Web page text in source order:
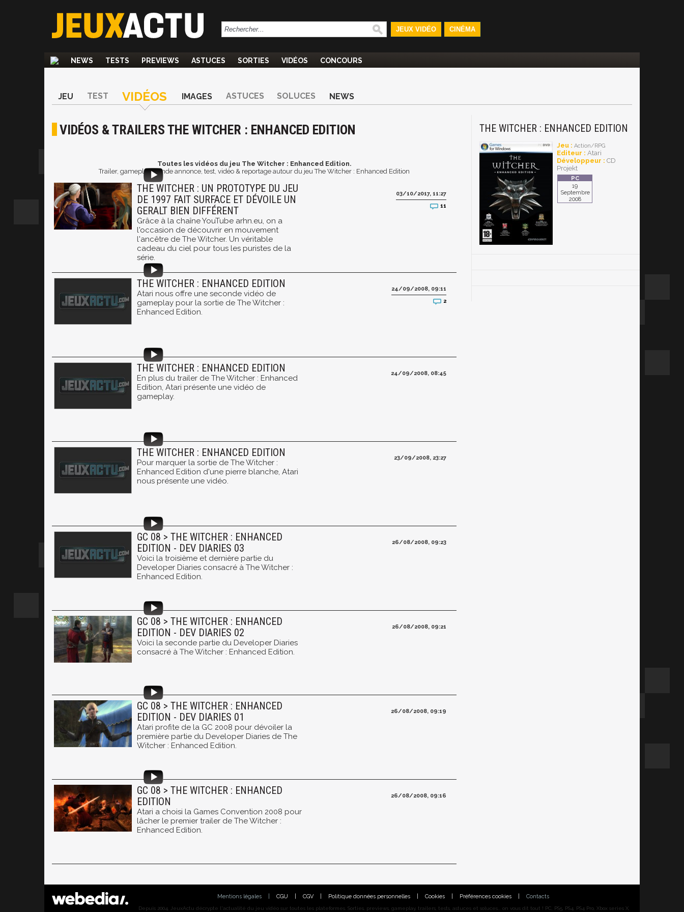
JEUX VIDÉO CINÉMA
NEWS TESTS PREVIEWS ASTUCES SORTIES VIDÉOS CONCOURS
JEU TEST VIDÉOS IMAGES ASTUCES SOLUCES NEWS
VIDÉOS & TRAILERS THE WITCHER : ENHANCED EDITION
Toutes les vidéos du jeu The Witcher : Enhanced Edition.
Trailer, gameplay, bande annonce, test, vidéo & reportage autour du jeu The Witcher : Enhanced Edition
THE WITCHER : UN PROTOTYPE DU JEU
DE 1997 FAIT SURFACE ET DÉVOILE UN
GERALT BIEN DIFFÉRENT
Grâce à la chaîne YouTube arhn.eu, on a
l'occasion de découvrir en mouvement
l'ancêtre de The Witcher. Un véritable
cadeau du ciel pour tous les puristes de la
série.
03/10/2017, 11:27
11
THE WITCHER : ENHANCED EDITION
Atari nous offre une seconde vidéo de
gameplay pour la sortie de The Witcher :
Enhanced Edition.
24/09/2008, 09:11
2
THE WITCHER : ENHANCED EDITION
En plus du trailer de The Witcher : Enhanced
Edition, Atari présente une vidéo de
gameplay.
24/09/2008, 08:45
THE WITCHER : ENHANCED EDITION
Pour marquer la sortie de The Witcher :
Enhanced Edition d'une pierre blanche, Atari
nous présente une vidéo.
23/09/2008, 23:27
GC 08 > THE WITCHER : ENHANCED
EDITION - DEV DIARIES 03
Voici la troisième et dernière partie du
Developer Diaries consacré à The Witcher :
Enhanced Edition.
26/08/2008, 09:23
GC 08 > THE WITCHER : ENHANCED
EDITION - DEV DIARIES 02
Voici la seconde partie du Developer Diaries
consacré à The Witcher : Enhanced Edition.
26/08/2008, 09:21
GC 08 > THE WITCHER : ENHANCED
EDITION - DEV DIARIES 01
Atari profite de la GC 2008 pour dévoiler la
première partie du Developer Diaries de The
Witcher : Enhanced Edition.
26/08/2008, 09:19
GC 08 > THE WITCHER : ENHANCED
EDITION
Atari a choisi la Games Convention 2008 pour
lâcher le premier trailer de The Witcher :
Enhanced Edition.
26/08/2008, 09:16
THE WITCHER : ENHANCED EDITION
Jeu : Action/RPG
Editeur : Atari
Développeur : CD
Projekt
19
Septembre
2008
Mentions légales CGU CGV Politique données personnelles Cookies Préférences cookies Contacts
Depuis 2004, JeuxActu décrypte l'actualité du jeu vidéo sur toutes les plateformes. Sorties, previews, gameplay, trailers, tests, astuces et soluces... on vous dit tout ! PC, PS5, PS4, PS4 Pro, Xbox series X,